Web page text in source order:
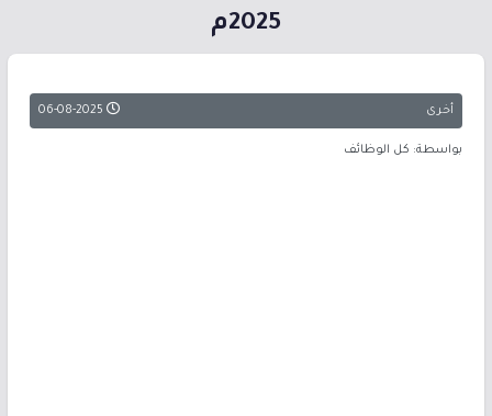
2025م
أخرى 06-08-2025
بواسطة: كل الوظائف